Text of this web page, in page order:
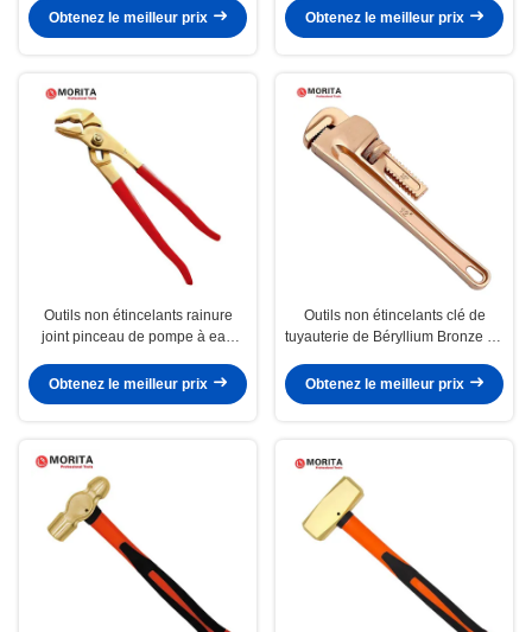
magnétique, forgeable, résistant
Obtenez le meilleur prix
dureté jusqu'à HRC30
Obtenez le meilleur prix
Outils non étincelants rainure
joint pinceau de pompe à eau
d'éthylène 7,8% gaz d'hydrogène
Obtenez le meilleur prix
Outils non étincelants clé de
tuyauterie de Béryllium Bronze ou
14", 18", 24", 36", 48"
Obtenez le meilleur prix